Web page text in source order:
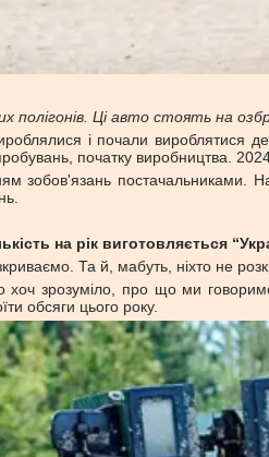
Ці авто стоять на
і почали
початку виробництва.
зобов'язань постачальниками.
на рік виготовляється
Та й, мабуть, ніхто не
зрозуміло, про що ми говоримо
обсяги цього року.